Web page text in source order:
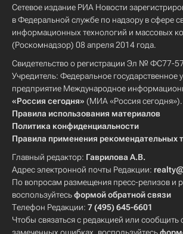
Сетевое издание РИА Новости
в Федеральной службе по надзору в сфере
информационных технологий и массовых
(Роскомнадзор) 08 апреля 2014 года.
Свидетельство о регистрации Эл № ФС77-
Учредитель: Федеральное государственное
предприятие Международное
«Россия сегодня» (МИА «Россия сегодня»).
Правила использования материалов
Политика конфиденциальности
Правила применения рекомендательных
Главный редактор: Гаврилова А.В.
Адрес электронной почты Редакции:
По вопросам размещения пресс-релизов и
воспользуйтесьформой обратной связи
Телефон Редакции: 7 (495) 645-6601
Чтобы связаться с редакцией или сообщить